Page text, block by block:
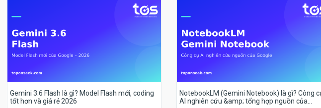
Gemini 3.6 Flash là gì? Model Flash mới, coding
tốt hơn và giá rẻ 2026
NotebookLM (Gemini Notebook) là gì? Công
AI nghiên cứu &amp; tổng hợp nguồn của